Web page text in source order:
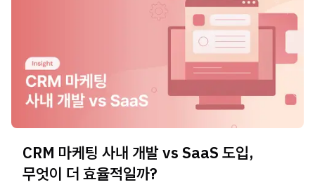
CRM 마케팅 사내 개발 vs SaaS 도입,
무엇이 더 효율적일까?